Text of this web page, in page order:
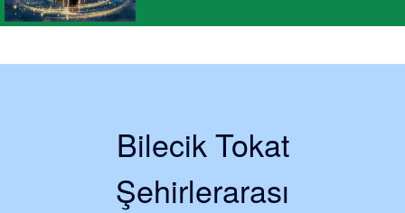
Bilecik Tokat
Şehirlerarası